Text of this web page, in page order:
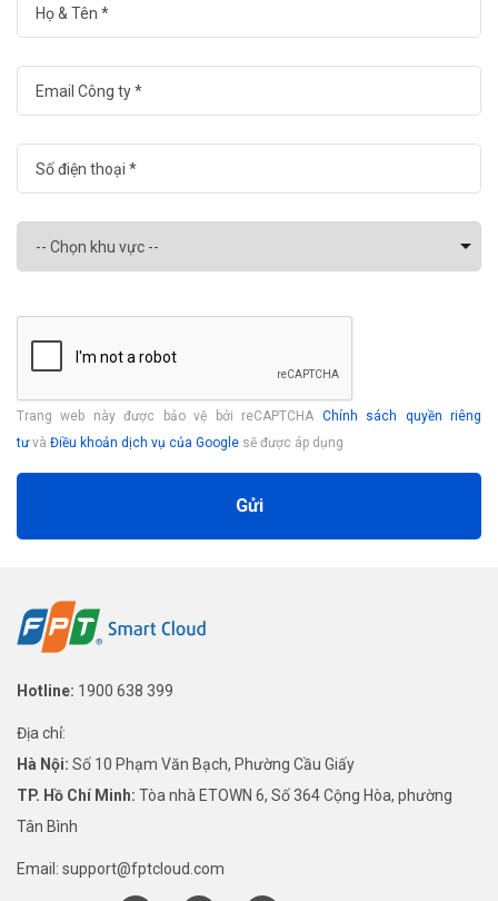
Trang web này được bảo vệ bởi reCAPTCHA Chính sách quyền riêng
tưvà Điều khoản dịch vụ của Google sẽ được áp dụng
Gửi
Hotline: 1900 638 399
Địa chỉ:
Hà Nội: Số 10 Phạm Văn Bạch, Phường Cầu Giấy
TP. Hồ Chí Minh: Tòa nhà ETOWN 6, Số 364 Cộng Hòa, phường
Tân Bình
Email: support@fptcloud.com